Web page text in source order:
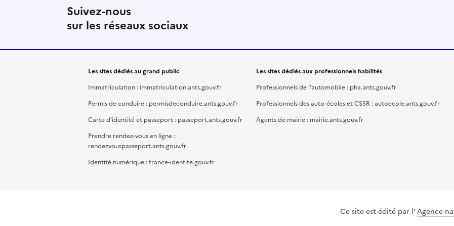
Suivez-nous
sur les réseaux sociaux
Les sites dédiés au grand public
Immatriculation : immatriculation.ants.gouv.fr
Permis de conduire : permisdeconduire.ants.gouv.fr
Carte d'identité et passeport : passeport.ants.gouv.fr
Prendre rendez-vous en ligne :
rendezvouspasseport.ants.gouv.fr
Identité numérique : france-identite.gouv.fr
Les sites dédiés aux professionnels habilités
Professionnels de l'automobile : pha.ants.gouv.fr
Professionnels des auto-écoles et CSSR : autoecole.ants.gouv.fr
Agents de mairie : mairie.ants.gouv.fr
Ce site est édité par l'Agence